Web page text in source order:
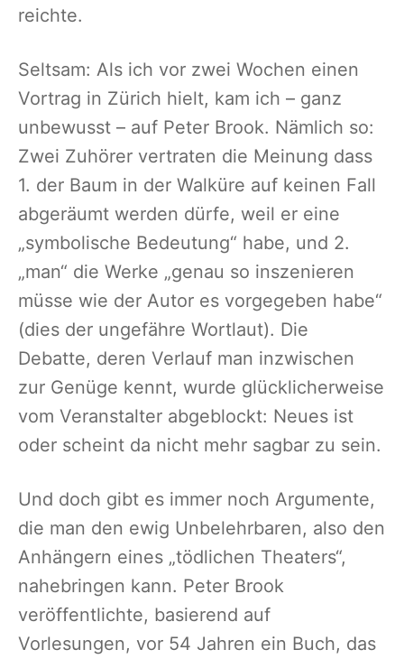
reichte.
Seltsam: Als ich vor zwei Wochen einen
Vortrag in Zürich hielt, kam ich – ganz
unbewusst – auf Peter Brook. Nämlich so:
Zwei Zuhörer vertraten die Meinung dass
1. der Baum in der Walküre auf keinen Fall
abgeräumt werden dürfe, weil er eine
„symbolische Bedeutung“ habe, und 2.
„man“ die Werke „genau so inszenieren
müsse wie der Autor es vorgegeben habe“
(dies der ungefähre Wortlaut). Die
Debatte, deren Verlauf man inzwischen
zur Genüge kennt, wurde glücklicherweise
vom Veranstalter abgeblockt: Neues ist
oder scheint da nicht mehr sagbar zu sein.
Und doch gibt es immer noch Argumente,
die man den ewig Unbelehrbaren, also den
Anhängern eines „tödlichen Theaters“,
nahebringen kann. Peter Brook
veröffentlichte, basierend auf
Vorlesungen, vor 54 Jahren ein Buch, das